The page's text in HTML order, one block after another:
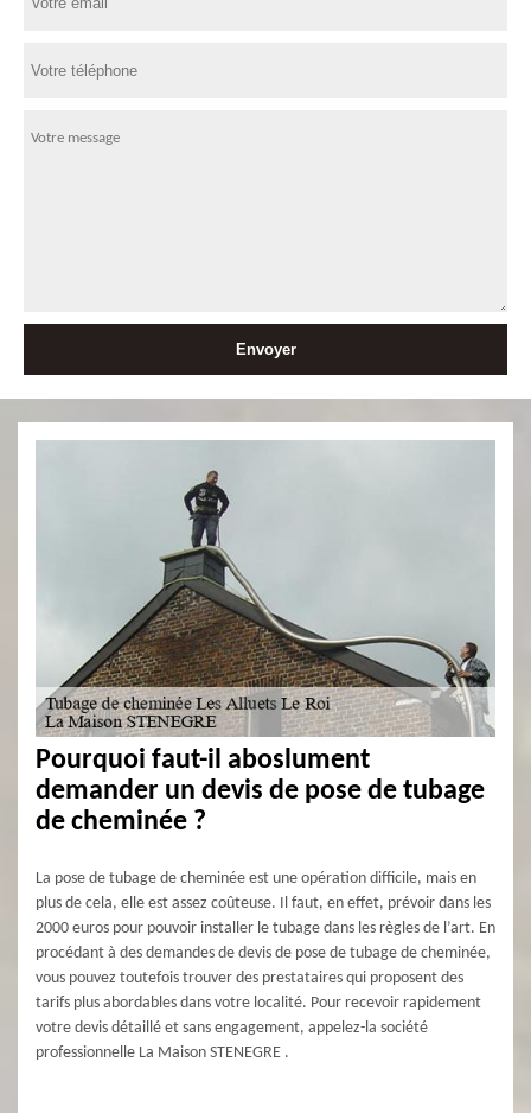
Pourquoi faut-il aboslument
demander un devis de pose de tubage
de cheminée ?
La pose de tubage de cheminée est une opération difficile, mais en
plus de cela, elle est assez coûteuse. Il faut, en effet, prévoir dans les
2000 euros pour pouvoir installer le tubage dans les règles de l’art. En
procédant à des demandes de devis de pose de tubage de cheminée,
vous pouvez toutefois trouver des prestataires qui proposent des
tarifs plus abordables dans votre localité. Pour recevoir rapidement
votre devis détaillé et sans engagement, appelez-la société
professionnelle La Maison STENEGRE .